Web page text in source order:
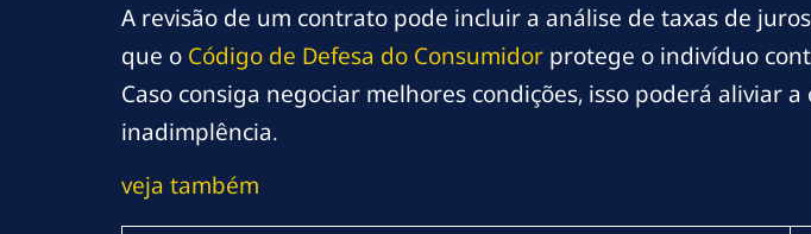
A revisão de um contrato pode incluir a análise de taxas de
que o Código de Defesa do Consumidor protege o indivíduo
Caso consiga negociar melhores condições, isso poderá aliviar
inadimplência.
veja também